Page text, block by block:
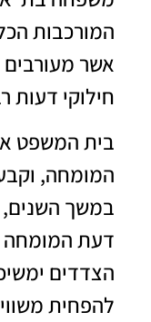
המורכבות
אשר
חילוקי דעות
בית המשפט
המומחה,
במשך השנים,
דעת המומחה
הצדדים
להפחית